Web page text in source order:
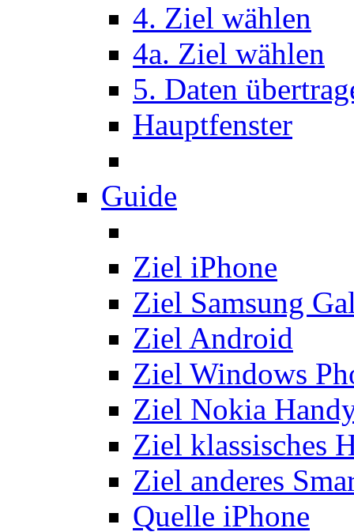
4. Ziel wählen
4a. Ziel wählen
5. Daten
Hauptfenster
Guide
Ziel iPhone
Ziel Samsung
Ziel Android
Ziel Windows
Ziel Nokia
Ziel klassisches
Ziel anderes
Quelle iPhone